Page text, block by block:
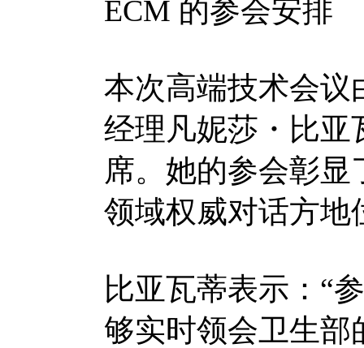
ECM 的参会安排
本次高端技术会议
经理凡妮莎・比亚
席。她的参会彰
领域权威对话方地
比亚瓦蒂表示：“
够实时领会卫生部